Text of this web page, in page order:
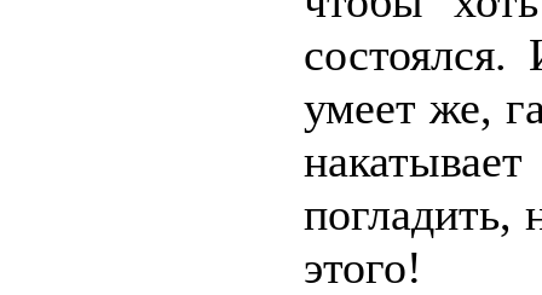
состоялся.
умеет же,
погладить,
этого!